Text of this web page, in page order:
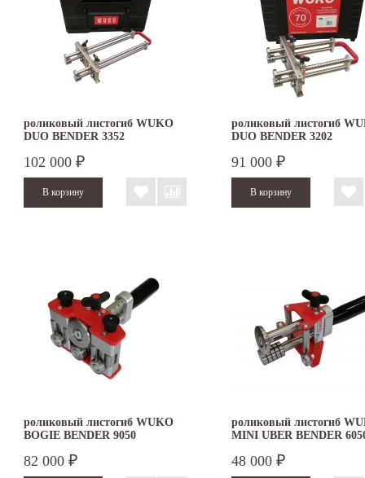
роликовый листогиб WUKO
DUO BENDER 3352
102 000 ₽
роликовый листогиб
DUO BENDER 3202
91 000 ₽
роликовый листогиб WUKO
BOGIE BENDER 9050
82 000 ₽
роликовый листогиб
MINI UBER BENDER
48 000 ₽